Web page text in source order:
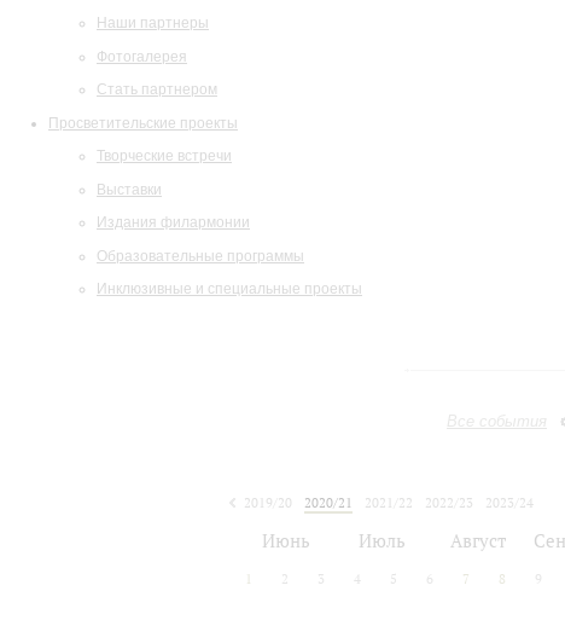
Наши партнеры
Фотогалерея
Стать партнером
Просветительские проекты
Творческие встречи
Выставки
Издания филармонии
Образовательные программы
Инклюзивные и специальные проекты
Все события
2019/20
2020/21 2021/22 2022/23
2023/24
Июнь Июль Август
1 2 3 4 5 6 7 8 9